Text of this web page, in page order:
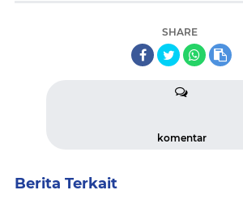
SHARE
komentar
Berita Terkait